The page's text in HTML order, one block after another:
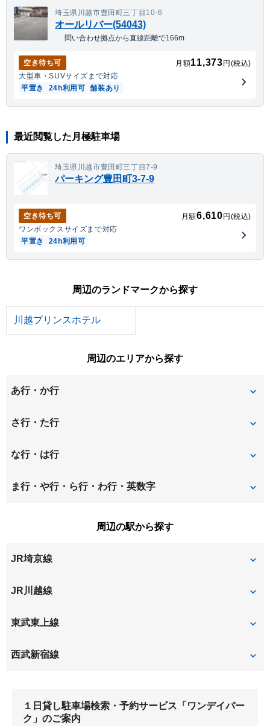
埼玉県川越市豊田町三丁目10-6
オールリバー(54043)
問い合わせ拠点から直線距離で166m
空き待ち可 月額11,373 円(税込)
大型車・SUVサイズまで対応
平置き
24h利用可 舗装あり
最近閲覧した月極駐車場
埼玉県川越市豊田町三丁目7-9
パーキング豊田町3-7-9
空き待ち可 月額6,610 円(税込)
ワンボックスサイズまで対応
平置き
24h利用可
周辺のランドマークから探す
川越プリンスホテル
周辺のエリアから探す
あ行・か行
旭町
石原町
岸
岸町
寿町
さ行・た行
三光町
末広町 菅原町
豊田本
な行・は行
中台 中台元町
ま行・や行・ら行・わ行・英数字
脇田本町
周辺の駅から探す
JR埼京線
川越
JR川越線
川越
東武東上線
川越
西武新宿線
１日貸し駐車場検索・予約サービス「ワンデイパー
ク」のご案内